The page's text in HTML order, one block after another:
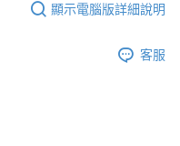
顯示電腦版詳細說明
客服